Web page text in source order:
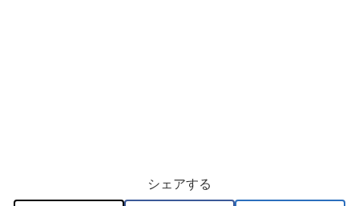
シェアする